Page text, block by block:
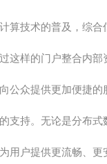
算技术的普及，综
这样的门户整合内部
公众提供更加便捷
支持。无论是分布
用户提供更流畅、更